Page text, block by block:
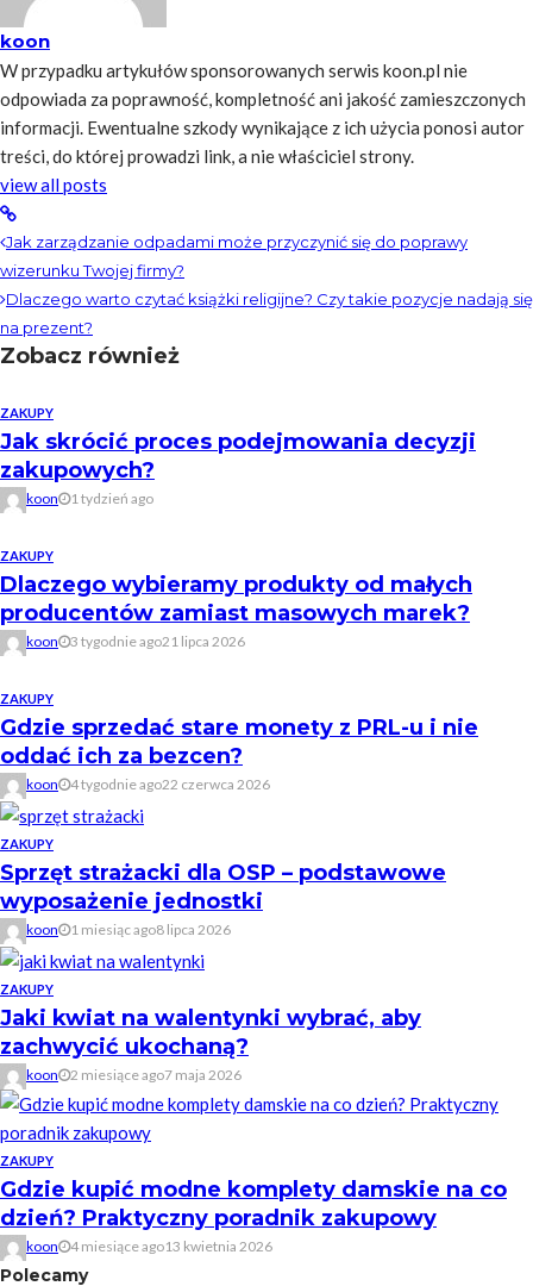
koon
W przypadku artykułów sponsorowanych serwis koon.pl nie
odpowiada za poprawność, kompletność ani jakość zamieszczonych
informacji. Ewentualne szkody wynikające z ich użycia ponosi autor
treści, do której prowadzi link, a nie właściciel strony.
view all posts
Jak zarządzanie odpadami może przyczynić się do poprawy
wizerunku Twojej firmy?
Dlaczego warto czytać książki religijne? Czy takie pozycje nadają się
na prezent?
Zobacz również
ZAKUPY
Jak skrócić proces podejmowania decyzji
zakupowych?
koon 1 tydzień ago
ZAKUPY
Dlaczego wybieramy produkty od małych
producentów zamiast masowych marek?
koon 3 tygodnie ago21 lipca 2026
ZAKUPY
Gdzie sprzedać stare monety z PRL-u i nie
oddać ich za bezcen?
koon 4 tygodnie ago22 czerwca 2026
ZAKUPY
Sprzęt strażacki dla OSP – podstawowe
wyposażenie jednostki
koon 1 miesiąc ago8 lipca 2026
ZAKUPY
Jaki kwiat na walentynki wybrać, aby
zachwycić ukochaną?
koon 2 miesiące ago7 maja 2026
ZAKUPY
Gdzie kupić modne komplety damskie na co
dzień? Praktyczny poradnik zakupowy
koon 4 miesiące ago13 kwietnia 2026
Polecamy